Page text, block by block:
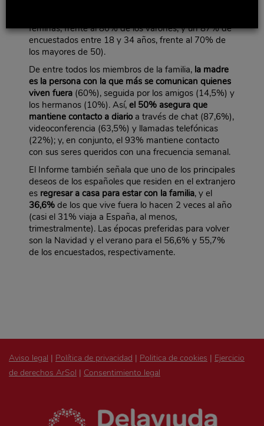
féminas, frente al 80% de los varones; y un 87% de
encuestados entre 18 y 34 años, frente al 70% de
los mayores de 50).
De entre todos los miembros de la familia, la madre
es la persona con la que más se comunican quienes
viven fuera(60%), seguida por los amigos (14,5%) y
los hermanos (10%). Así, el 50% asegura que
mantiene contacto a diarioa través de chat (87,6%),
videoconferencia (63,5%) y llamadas telefónicas
(22%); y, en conjunto, el 93% mantiene contacto
con sus seres queridos con una frecuencia semanal.
El Informe también señala que uno de los principales
deseos de los españoles que residen en el extranjero
es regresar a casa para estar con la familia, y el
36,6% de los que vive fuera lo hacen 2 veces al año
(casi el 31% viaja a España, al menos,
trimestralmente). Las épocas preferidas para volver
son la Navidad y el verano para el 56,6% y 55,7%
de los encuestados, respectivamente.
Aviso legal | Política de privacidad | Politica de cookies | Ejercicio
de derechos ArSol | Consentimiento legal